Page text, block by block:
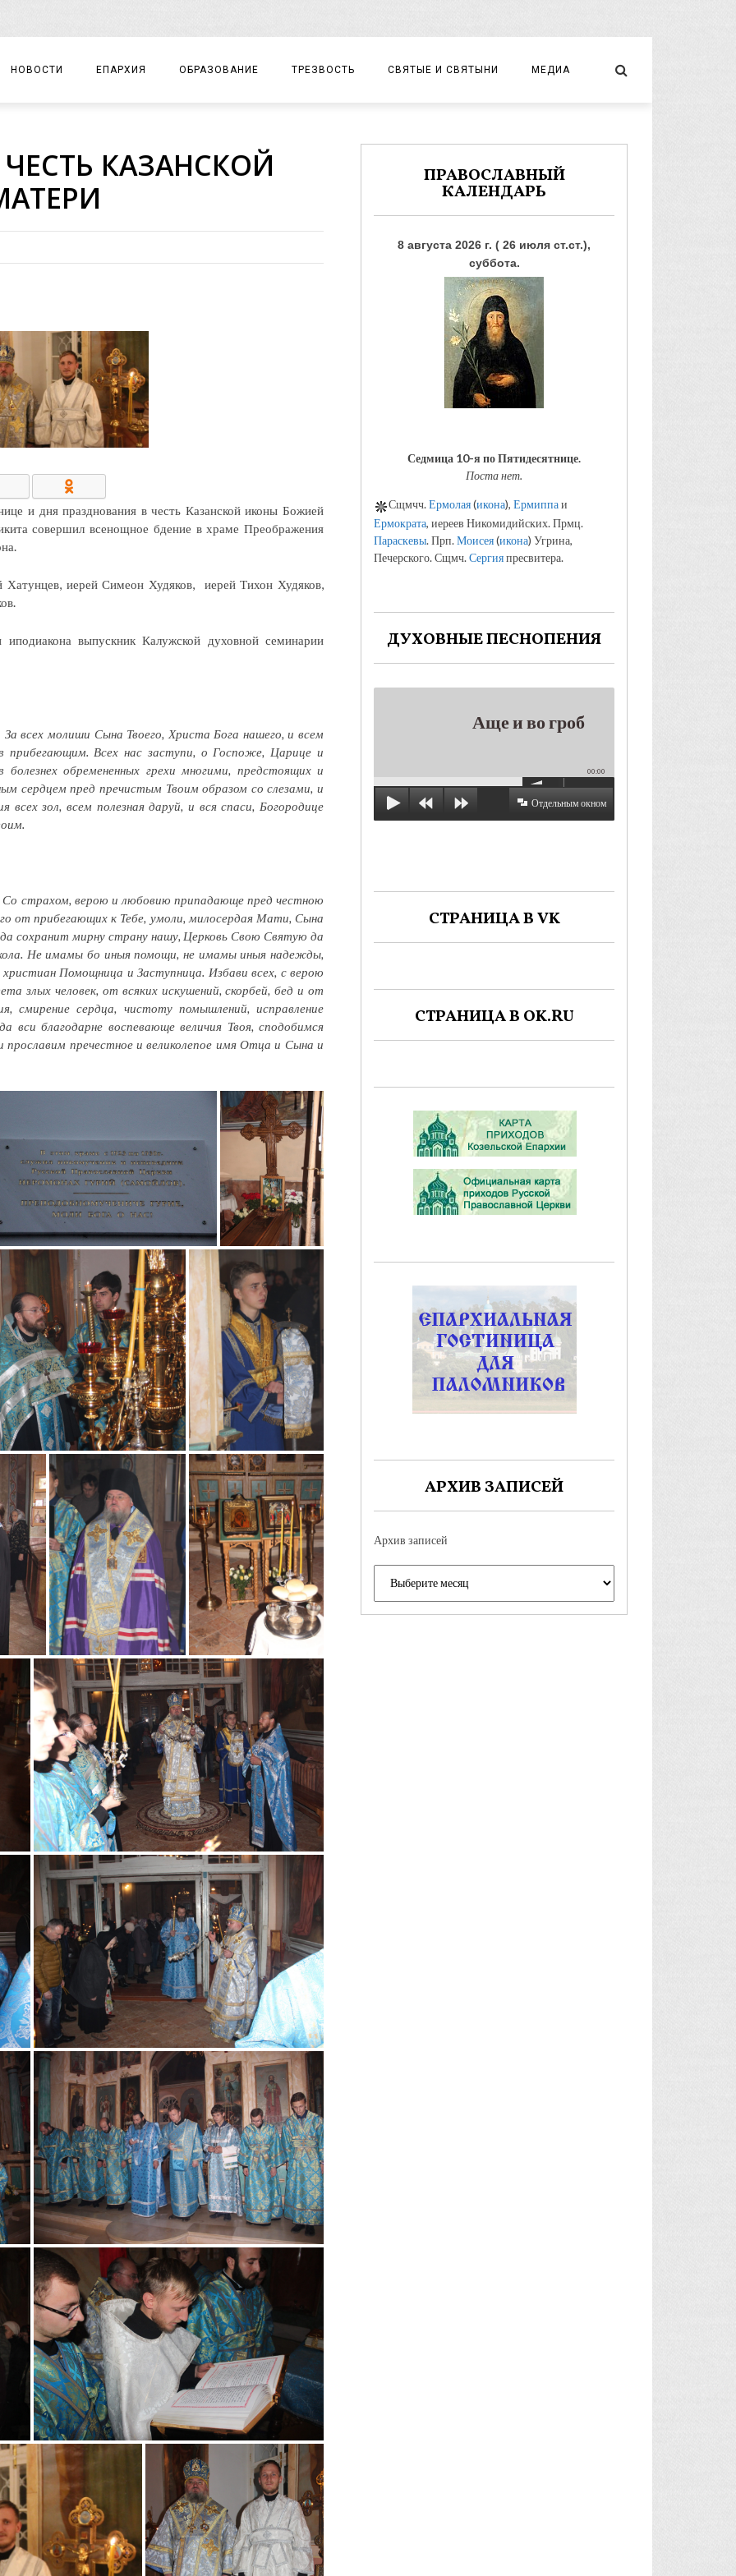
НОВОСТИ ЕПАРХИЯ
ЕПАРХИАЛЬНОЕ УПРАВЛЕНИЕ
ДОКУМЕНТЫ
ЕПАРХИАЛЬНЫЕ ОТДЕЛЫ
ДУХОВЕНСТВО
ХРАМЫ И МОНАСТЫРИ
МАТЕРИАЛЫ
КОНТАКТЫ/РЕКВИЗИТЫ
ОБРАЗОВАНИЕ
ЦЕНТР «ВОЗРОЖДЕНИЕ»
ТРЕЗВОСТЬ СВЯТЫЕ И СВЯТЫНИ МЕДИА
ФОТО
КАЗАНСКОЙ
и дня празднования в честь Казанской иконы Божией
совершил всенощное бдение в храме Преображения
иерей Симеон Худяков, иерей Тихон Худяков,
выпускник Калужской духовной семинарии
всех молиши Сына Твоего, Христа Бога нашего, и всем
прибегающим. Всех нас заступи, о Госпоже, Царице и
обремененных грехи многими, предстоящих и
сердцем пред пречистым Твоим образом со слезами, и
всех зол, всем полезная даруй, и вся спаси, Богородице
страхом, верою и любовию припадающе пред честною
от прибегающих к Тебе, умоли, милосердая Мати, Сына
сохранит мирну страну нашу, Церковь Свою Святую да
Не имамы бо иныя помощи, не имамы иныя надежды,
христиан Помощница и Заступница. Избави всех, с верою
злых человек, от всяких искушений, скорбей, бед и от
смирение сердца, чистоту помышлений, исправление
вси благодарне воспевающе величия Твоя, сподобимся
пречестное и великолепое имя Отца и Сына и
ПРАВОСЛАВНЫЙ
КАЛЕНДАРЬ
8 августа 2026 г. ( 26 июля ст.ст.),
суббота.
Седмица 10-я по Пятидесятнице.
Поста нет.
Сщмчч.Ермолая(икона), Ермиппаи
Ермократа, иереев Никомидийских. Прмц.
Параскевы. Прп.Моисея(икона) Угрина,
Печерского. Сщмч.Сергияпресвитера.
ДУХОВНЫЕ ПЕСНОПЕНИЯ
Аще и во гроб
00:00
Отдельным окном
СТРАНИЦА В VK
СТРАНИЦА В OK.RU
АРХИВ ЗАПИСЕЙ
Архив записей